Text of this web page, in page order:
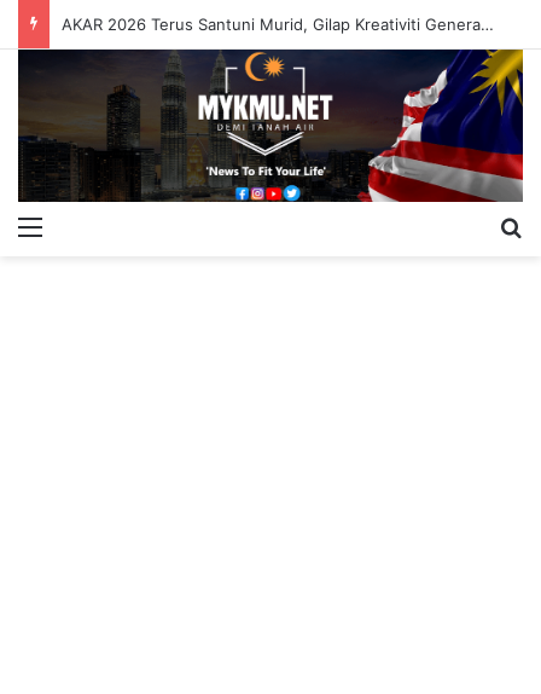
AKAR 2026 Terus Santuni Murid, Gilap Kreativiti Generasi Muda